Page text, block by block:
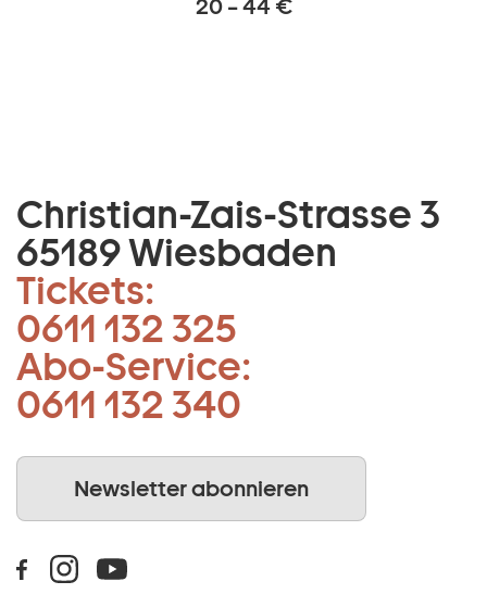
20 – 44 €
Christian-Zais-Strasse 3
65189 Wiesbaden
Tickets:
0611 132 325
Abo-Service:
0611 132 340
Newsletter abonnieren